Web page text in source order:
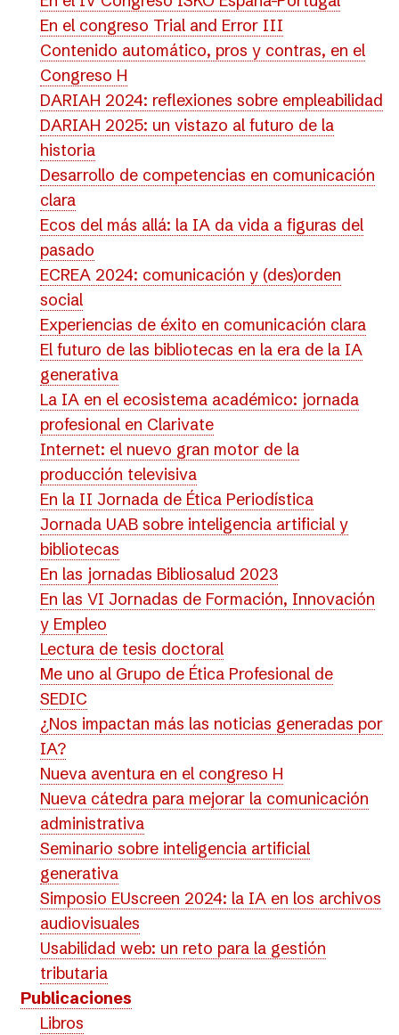
En el congreso Trial and Error III
Contenido automático, pros y contras, en el
Congreso H
DARIAH 2024: reflexiones sobre empleabilidad
DARIAH 2025: un vistazo al futuro de la
historia
Desarrollo de competencias en comunicación
clara
Ecos del más allá: la IA da vida a figuras del
pasado
ECREA 2024: comunicación y (des)orden
social
Experiencias de éxito en comunicación clara
El futuro de las bibliotecas en la era de la IA
generativa
La IA en el ecosistema académico: jornada
profesional en Clarivate
Internet: el nuevo gran motor de la
producción televisiva
En la II Jornada de Ética Periodística
Jornada UAB sobre inteligencia artificial y
bibliotecas
En las jornadas Bibliosalud 2023
En las VI Jornadas de Formación, Innovación
y Empleo
Lectura de tesis doctoral
Me uno al Grupo de Ética Profesional de
SEDIC
¿Nos impactan más las noticias generadas por
IA?
Nueva aventura en el congreso H
Nueva cátedra para mejorar la comunicación
administrativa
Seminario sobre inteligencia artificial
generativa
Simposio EUscreen 2024: la IA en los archivos
audiovisuales
Usabilidad web: un reto para la gestión
tributaria
Publicaciones
Libros